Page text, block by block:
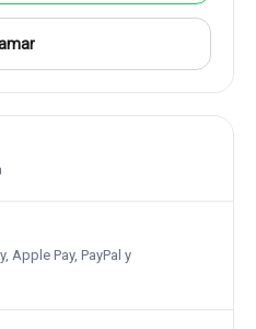
Apple Pay, PayPal y